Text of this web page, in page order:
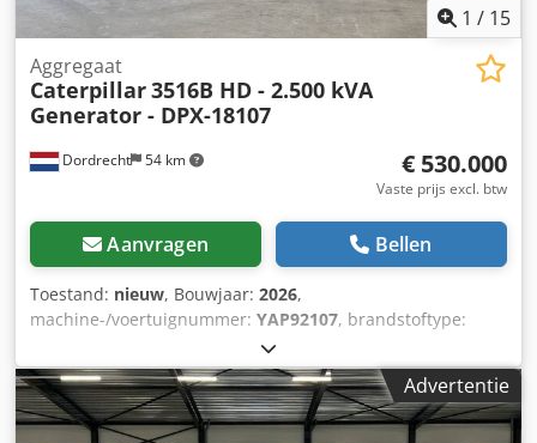
1 / 15
Dordrecht 54 km
Aggregaat
Caterpillar3516B HD - 2.500 kVA
Generator - DPX-18107
€ 530.000
Vaste prijs excl. btw
Aanvragen Bellen
Toestand: nieuw, Bouwjaar: 2026,
machine-/voertuignummer: YAP92107, brandstoftype:
Caterpillar 3516B HD
Toepassingsdoel: bouw Leeggewicht: 18.290 kg
Generatorvermogen: 2.500 kVA Afmetingen laadruimte:
638 x 229 x 237 cm CE-markering: ja Neem contact op met
Advertentie